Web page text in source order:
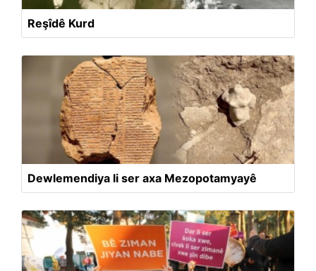
Reşîdê Kurd
Dewlemendiya li ser axa Mezopotamyayê